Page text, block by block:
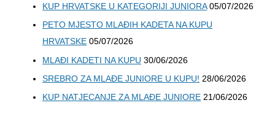
KUP HRVATSKE U KATEGORIJI JUNIORA 05/07/2026
PETO MJESTO MLAĐIH KADETA NA KUPU
HRVATSKE 05/07/2026
MLAĐI KADETI NA KUPU 30/06/2026
SREBRO ZA MLAĐE JUNIORE U KUPU! 28/06/2026
KUP NATJECANJE ZA MLAĐE JUNIORE 21/06/2026